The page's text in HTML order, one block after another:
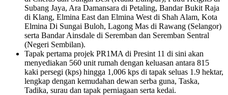
Subang Jaya, Ara Damansara di Petaling, Bandar Bukit Raja
di Klang, Elmina East dan Elmina West di Shah Alam, Kota
Elmina Di Sungai Buloh, Lagong Mas di Rawang (Selangor)
serta Bandar Ainsdale di Seremban dan Seremban Sentral
(Negeri Sembilan).
Tapak pertama projek PR1MA di Presint 11 di sini akan
menyediakan 560 unit rumah dengan keluasan antara 815
kaki persegi (kps) hingga 1,006 kps di tapak seluas 1.9 hektar,
lengkap dengan kemudahan dewan serba guna, Taska,
Tadika, surau dan tapak perniagaan serta kedai.